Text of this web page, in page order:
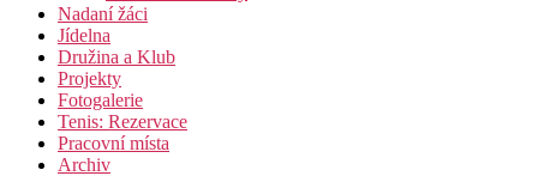
Nadaní žáci
Jídelna
Družina a Klub
Projekty
Fotogalerie
Tenis: Rezervace
Pracovní místa
Archiv